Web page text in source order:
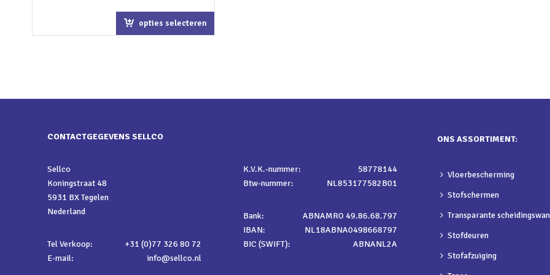
opties selecteren
CONTACTGEGEVENS SELLCO
Sellco
Koningstraat 48
5931 BX Tegelen
Nederland
Tel Verkoop:
+31 (0)77 326 80 72
E-mail:
info@sellco.nl
K.V.K.-nummer:
58778144
Btw-nummer:
NL853177582B01
Bank:
ABNAMRO 49.86.68.797
IBAN:
NL18ABNA0498668797
BIC (SWIFT):
ABNANL2A
ONS ASSORTIMENT:
Vloerbescherming
Stofschermen
Transparante
Stofdeuren
Stofafzuiging